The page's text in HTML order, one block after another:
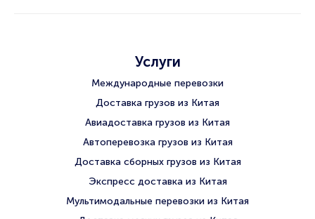
Услуги
Международные перевозки
Доставка грузов из Китая
Авиадоставка грузов из Китая
Автоперевозка грузов из Китая
Доставка сборных грузов из Китая
Экспресс доставка из Китая
Мультимодальные перевозки из Китая